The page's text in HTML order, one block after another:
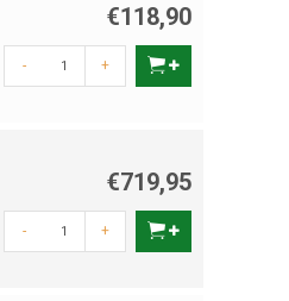
€118,90
- +
€719,95
- +